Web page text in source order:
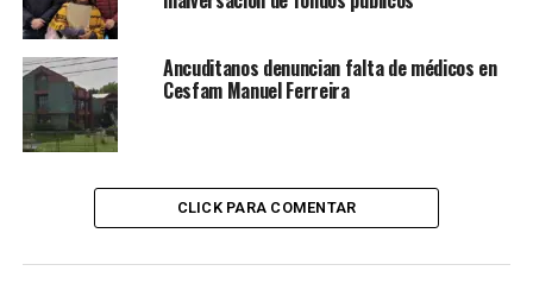
Ancuditanos denuncian falta de médicos en
Cesfam Manuel Ferreira
CLICK PARA COMENTAR